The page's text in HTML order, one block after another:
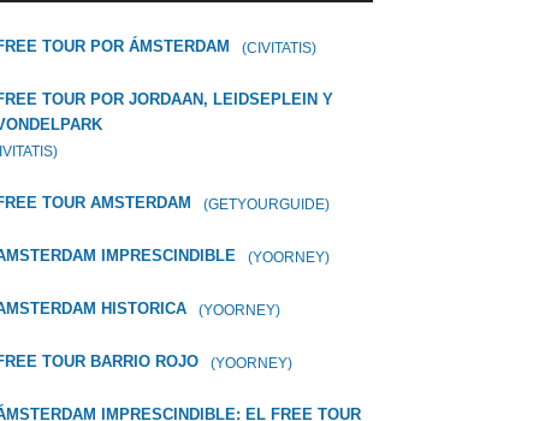
TOUR POR ÁMSTERDAM (CIVITATIS)
TOUR POR JORDAAN, LEIDSEPLEIN Y
TOUR AMSTERDAM (GETYOURGUIDE)
IMPRESCINDIBLE (YOORNEY)
HISTORICA (YOORNEY)
TOUR BARRIO ROJO (YOORNEY)
IMPRESCINDIBLE: EL FREE TOUR